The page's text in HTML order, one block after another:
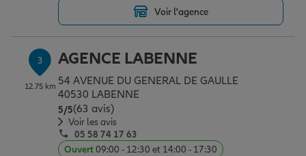
Assurance scolaire
Protection juridique
Retraite
Voir l'agence
3
12.75 km
AGENCE LABENNE
54 AVENUE DU GENERAL DE GAULLE
40530 LABENNE
5/5Note de 5 sur 5
(63 avis)
Voir les avis
05 58 74 17 63
Ouvert09:00 - 12:30 et 14:00 - 17:30